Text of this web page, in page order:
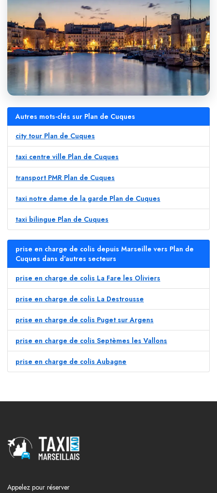
Autres mots-clés sur Plan de Cuques
city tour Plan de Cuques
taxi centre ville Plan de Cuques
transport PMR Plan de Cuques
taxi notre dame de la garde Plan de Cuques
taxi bilingue Plan de Cuques
prise en charge de colis depuis Marseille vers Plan de
Cuques dans d'autres secteurs
prise en charge de colis La Fare les Oliviers
prise en charge de colis La Destrousse
prise en charge de colis Puget sur Argens
prise en charge de colis Septèmes les Vallons
prise en charge de colis Aubagne
Appelez pour réserver